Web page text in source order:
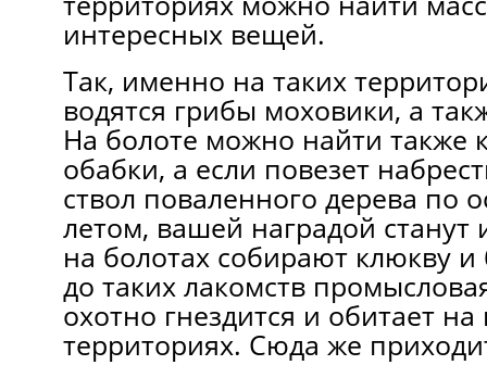
интересных вещей.
Так, именно на таких
водятся грибы моховики, а
На болоте можно найти также
обабки, а если повезет
ствол поваленного дерева по
летом, вашей наградой станут
на болотах собирают клюкву и
до таких лакомств
охотно гнездится и обитает
территориях. Сюда же